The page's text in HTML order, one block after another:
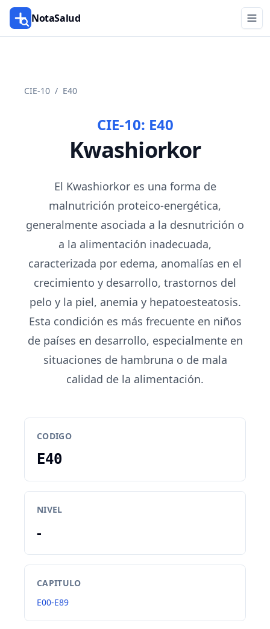
NotaSalud
CIE-10 / E40
CIE-10: E40
Kwashiorkor
El Kwashiorkor es una forma de
malnutrición proteico-energética,
generalmente asociada a la desnutrición o
a la alimentación inadecuada,
caracterizada por edema, anomalías en el
crecimiento y desarrollo, trastornos del
pelo y la piel, anemia y hepatoesteatosis.
Esta condición es más frecuente en niños
de países en desarrollo, especialmente en
situaciones de hambruna o de mala
calidad de la alimentación.
CODIGO
E40
NIVEL
-
CAPITULO
E00-E89